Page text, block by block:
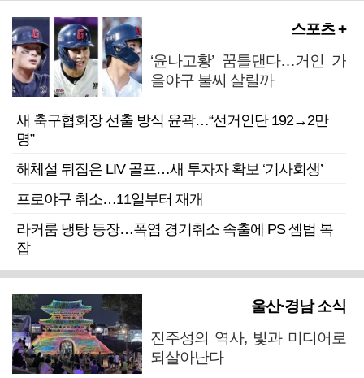
스포츠 +
‘윤나고황’ 꿈틀댄다…거인 가
을야구 불씨 살릴까
새 축구협회장 선출 방식 윤곽…“선거인단 192→2만
명”
해체설 뒤집은 LIV 골프…새 투자자 확보 ‘기사회생’
프로야구 취소…11일부터 재개
라커룸 냉탕 등장…폭염 경기취소 속출에 PS 셈법 복
잡
울산·경남 소식
진주성의 역사, 빛과 미디어로
되살아난다